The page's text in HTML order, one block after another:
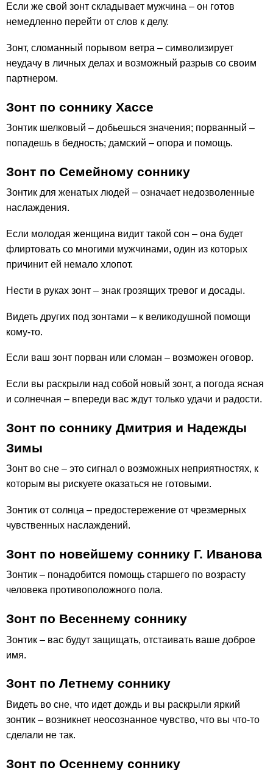
Если же свой зонт складывает мужчина – он готов
немедленно перейти от слов к делу.
Зонт, сломанный порывом ветра – символизирует
неудачу в личных делах и возможный разрыв со своим
партнером.
Зонт по соннику Хассе
Зонтик шелковый – добьешься значения; порванный –
попадешь в бедность; дамский – опора и помощь.
Зонт по Семейному соннику
Зонтик для женатых людей – означает недозволенные
наслаждения.
Если молодая женщина видит такой сон – она будет
флиртовать со многими мужчинами, один из которых
причинит ей немало хлопот.
Нести в руках зонт – знак грозящих тревог и досады.
Видеть других под зонтами – к великодушной помощи
кому-то.
Если ваш зонт порван или сломан – возможен оговор.
Если вы раскрыли над собой новый зонт, а погода ясная
и солнечная – впереди вас ждут только удачи и радости.
Зонт по соннику Дмитрия и Надежды
Зимы
Зонт во сне – это сигнал о возможных неприятностях, к
которым вы рискуете оказаться не готовыми.
Зонтик от солнца – предостережение от чрезмерных
чувственных наслаждений.
Зонт по новейшему соннику Г. Иванова
Зонтик – понадобится помощь старшего по возрасту
человека противоположного пола.
Зонт по Весеннему соннику
Зонтик – вас будут защищать, отстаивать ваше доброе
имя.
Зонт по Летнему соннику
Видеть во сне, что идет дождь и вы раскрыли яркий
зонтик – возникнет неосознанное чувство, что вы что-то
сделали не так.
Зонт по Осеннему соннику